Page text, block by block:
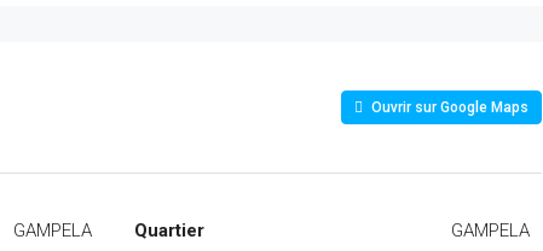
Ouvrir sur Google Maps
GAMPELA Quartier GAMPELA